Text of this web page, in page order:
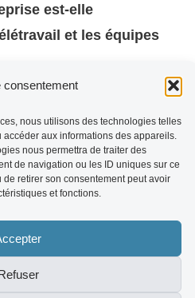
consentement
nous utilisons des technologies telles
aux informations des appareils.
nous permettra de traiter des
de navigation ou les ID uniques sur ce
retirer son consentement peut avoir
et fonctions.
est-elle
et les équipes
physiques doivent être
La documentation
devient encore plus
forte en présentiel ne